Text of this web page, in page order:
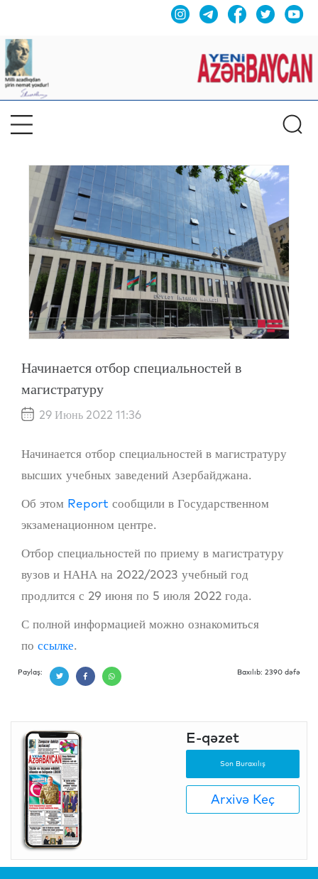
Начинается отбор специальностей в
магистратуру
29 Июнь 2022 11:36
Начинается отбор специальностей в магистратуру
высших учебных заведений Азербайджана.
Об этом Report сообщили в Государственном
экзаменационном центре.
Отбор специальностей по приему в магистратуру
вузов и НАНА на 2022/2023 учебный год
продлится с 29 июня по 5 июля 2022 года.
С полной информацией можно ознакомиться
по ссылке.
Paylaş: Baxılıb: 2390 dəfə
E-qəzet
Son Buraxılış
Arxivə Keç